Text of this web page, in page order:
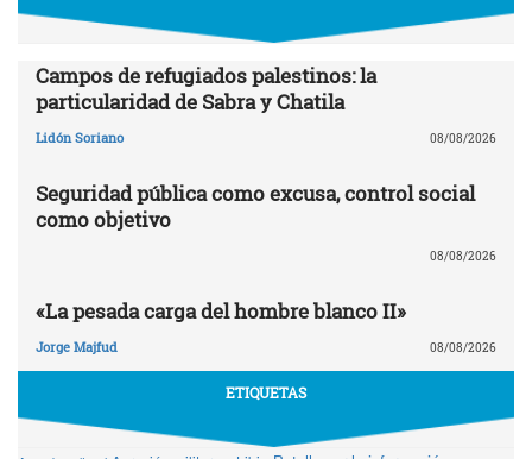
Campos de refugiados palestinos: la
particularidad de Sabra y Chatila
Lidón Soriano 08/08/2026
Seguridad pública como excusa, control social
como objetivo
08/08/2026
«La pesada carga del hombre blanco II»
Jorge Majfud 08/08/2026
ETIQUETAS